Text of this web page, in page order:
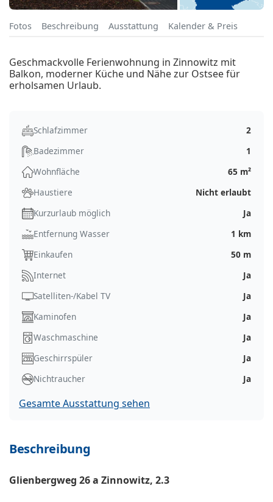
Fotos Beschreibung Ausstattung Kalender & Preis
Geschmackvolle Ferienwohnung in Zinnowitz mit
Balkon, moderner Küche und Nähe zur Ostsee für
erholsamen Urlaub.
Schlafzimmer
2
Badezimmer
1
Wohnfläche
65 m²
Haustiere
Nicht erlaubt
Kurzurlaub möglich
Ja
Entfernung Wasser
1 km
Einkaufen
50 m
Internet
Ja
Satelliten-/Kabel TV
Ja
Kaminofen
Ja
Waschmaschine
Ja
Geschirrspüler
Ja
Nichtraucher
Ja
Gesamte Ausstattung sehen
Beschreibung
Glienbergweg 26 a Zinnowitz, 2.3